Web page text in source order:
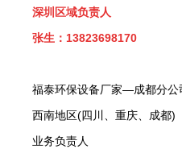
深圳区域负责人
张生：13823698170
福泰环保设备厂家—成都分公
西南地区(四川、重庆、成都)
业务负责人